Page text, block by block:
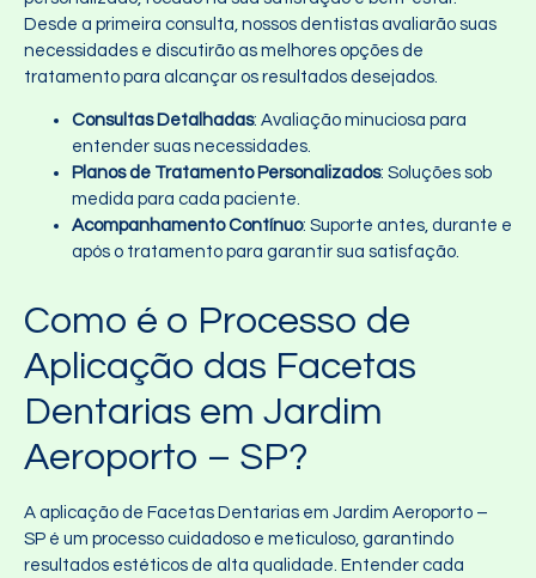
Desde a primeira consulta, nossos dentistas avaliarão suas
necessidades e discutirão as melhores opções de
tratamento para alcançar os resultados desejados.
Consultas Detalhadas: Avaliação minuciosa para
entender suas necessidades.
Planos de Tratamento Personalizados: Soluções sob
medida para cada paciente.
Acompanhamento Contínuo: Suporte antes, durante e
após o tratamento para garantir sua satisfação.
Como é o Processo de
Aplicação das Facetas
Dentarias em Jardim
Aeroporto – SP?
A aplicação de Facetas Dentarias em Jardim Aeroporto –
SP é um processo cuidadoso e meticuloso, garantindo
resultados estéticos de alta qualidade. Entender cada